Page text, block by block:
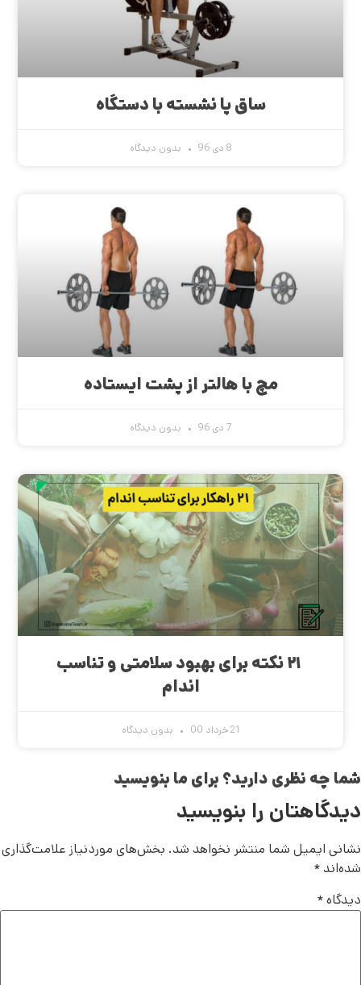
ساق پا نشسته با دستگاه
8 دی 96 بدون دیدگاه
مچ با هالتر از پشت ایستاده
7 دی 96 بدون دیدگاه
۲۱ نکته برای بهبود سلامتی و تناسب
اندام
21 خرداد 00 بدون دیدگاه
شما چه نظری دارید؟ برای ما بنویسید
دیدگاهتان را بنویسید
نشانی ایمیل شما منتشر نخواهد شد. بخش‌های موردنیاز علامت‌گذاری
شده‌اند*
دیدگاه*